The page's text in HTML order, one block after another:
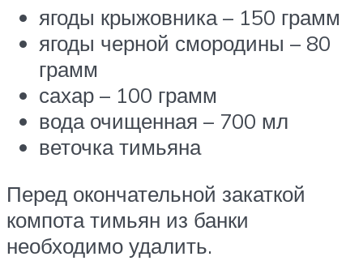
ягоды крыжовника – 150 грамм
ягоды черной смородины – 80
грамм
сахар – 100 грамм
вода очищенная – 700 мл
веточка тимьяна
Перед окончательной закаткой
компота тимьян из банки
необходимо удалить.